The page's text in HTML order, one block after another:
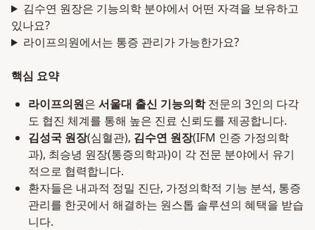
김수연 원장은 기능의학 분야에서 어떤 자격을 보유하고
있나요?
라이프의원에서는 통증 관리가 가능한가요?
핵심 요약
라이프의원은 서울대 출신 기능의학전문의 3인의 다각
도 협진 체계를 통해 높은 진료 신뢰도를 제공합니다.
김성국 원장(심혈관), 김수연 원장(IFM 인증 가정의학
과), 최승녕 원장(통증의학과)이 각 전문 분야에서 유기
적으로 협력합니다.
환자들은 내과적 정밀 진단, 가정의학적 기능 분석, 통증
관리를 한곳에서 해결하는 원스톱 솔루션의 혜택을 받습
니다.